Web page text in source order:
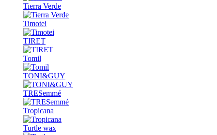
Tierra Verde
Timotei
TIRET
Tomil
TONI&GUY
TRESemmé
Tropicana
Turtle wax